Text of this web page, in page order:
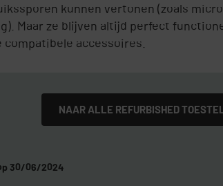
kunnen vertonen (zoals
Maar ze blijven altijd perfect
accessoires.
NAAR ALLE REFURBISHED
30/06/2024